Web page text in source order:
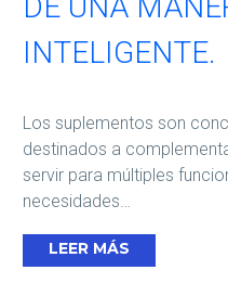
DE UNA
INTELIGENTE.
Los suplementos son
destinados a
servir para múltiples
necesidades…
LEER MÁS